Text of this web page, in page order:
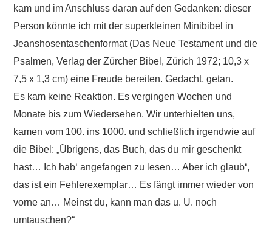
kam und im Anschluss daran auf den Gedanken: dieser
Person könnte ich mit der superkleinen Minibibel in
Jeanshosentaschenformat (Das Neue Testament und die
Psalmen, Verlag der Zürcher Bibel, Zürich 1972; 10,3 x
7,5 x 1,3 cm) eine Freude bereiten. Gedacht, getan.
Es kam keine Reaktion. Es vergingen Wochen und
Monate bis zum Wiedersehen. Wir unterhielten uns,
kamen vom 100. ins 1000. und schließlich irgendwie auf
die Bibel: „Übrigens, das Buch, das du mir geschenkt
hast… Ich hab‘ angefangen zu lesen… Aber ich glaub‘,
das ist ein Fehlerexemplar… Es fängt immer wieder von
vorne an… Meinst du, kann man das u. U. noch
umtauschen?“